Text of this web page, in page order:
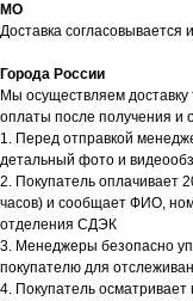
МО
Доставка согласовывается
Города России
Мы осуществляем
оплаты после получения и
1. Перед отправкой
детальный фото и
2. Покупатель оплачивает
часов) и сообщает ФИО,
отделения СДЭК
3. Менеджеры безопасно
покупателю для
4. Покупатель